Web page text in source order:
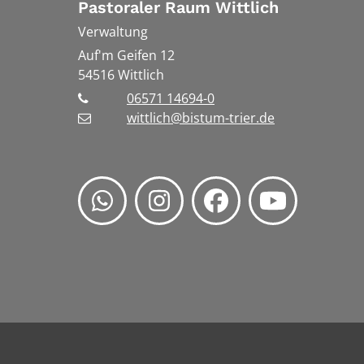
Pastoraler Raum Wittlich
Verwaltung
Auf'm Geifen 12
54516Wittlich
06571 14694-0
wittlich@bistum-trier.de